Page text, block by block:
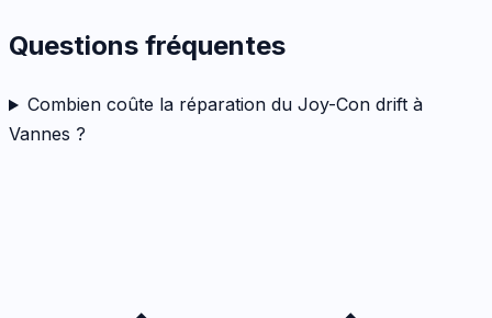
Questions fréquentes
Combien coûte la réparation du Joy-Con drift à
Vannes ?